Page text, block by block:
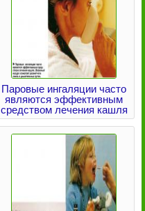
Паровые ингаляции часто
являются эффективным
средством лечения кашля